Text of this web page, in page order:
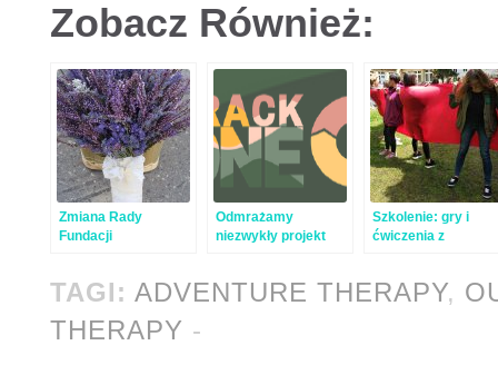
Zobacz Również:
Zmiana Rady
Fundacji
Odmrażamy
niezwykły projekt
Szkolenie: gry i
ćwiczenia z
TAGI: ADVENTURE THERAPY,
THERAPY -